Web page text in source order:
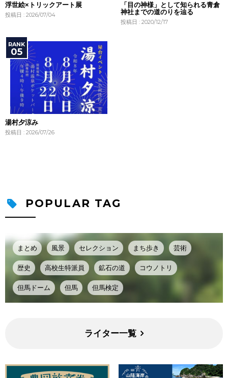
浮世絵×トリックアート展
投稿日 : 2026/07/04
「目の神様」として知られる青倉
神社までの道のりを辿る
投稿日 : 2020/12/17
湯村夕涼み
投稿日 : 2026/07/26
POPULAR TAG
まとめ 風景 セレクション まち歩き 芸術
歴史 高校生特派員 鉱石の道 コウノトリ
但馬ドーム 但馬 但馬検定
ライター一覧